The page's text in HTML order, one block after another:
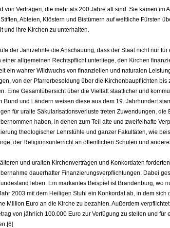
Verträgen, die mehr als 200 Jahre alt sind. Sie kamen im
Abteien, Klöstern und Bistümern auf weltliche Fürsten
und ihre Kirchen zu unterhalten.
der Jahrzehnte die Anschauung, dass der Staat nicht nur für
allgemeinen Rechtspflicht unterliege, den Kirchen
ein wahrer Wildwuchs von finanziellen und naturalen
von der Pfarrerbesoldung über die Kirchenbaupflichten bis
Eine Gesamtübersicht über die Vielfalt staatlicher und
und Ländern weisen diese aus dem 19. Jahrhundert
für uralte Säkularisationsverluste treten Zuwendungen, die
haben, in denen zum Teil alte und zweifelhafte
theologischer Lehrstühle und ganzer Fakultäten, wie
der Religionsunterricht an öffentlichen Schulen und
und uralten Kirchenverträgen und Konkordaten
dauerhafter Finanzierungsverpflichtungen. Dabei
leben. Ein markantes Beispiel ist Brandenburg, wo
2003 mit dem Heiligen Stuhl ein Konkordat ab, in dem sich
Million Euro an die Kirche zu bezahlen. Außerdem
von jährlich 100.000 Euro zur Verfügung zu stellen und für